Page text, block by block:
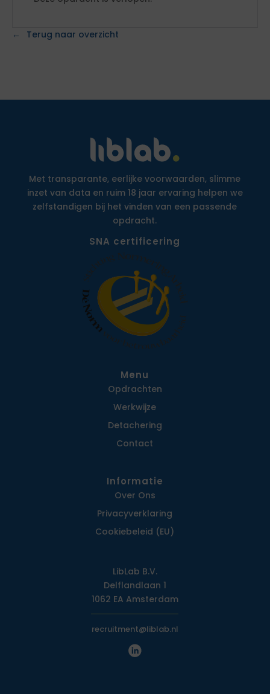
Terug naar overzicht
Met transparante, eerlijke voorwaarden, slimme
inzet van data en ruim 18 jaar ervaring helpen we
zelfstandigen bij het vinden van een passende
opdracht.
SNA certificering
Menu
Opdrachten
Werkwijze
Detachering
Contact
Informatie
Over Ons
Privacy­verklaring
Cookiebeleid (EU)
LibLab B.V.
Delflandlaan 1
1062 EA Amsterdam
recruitment@liblab.nl